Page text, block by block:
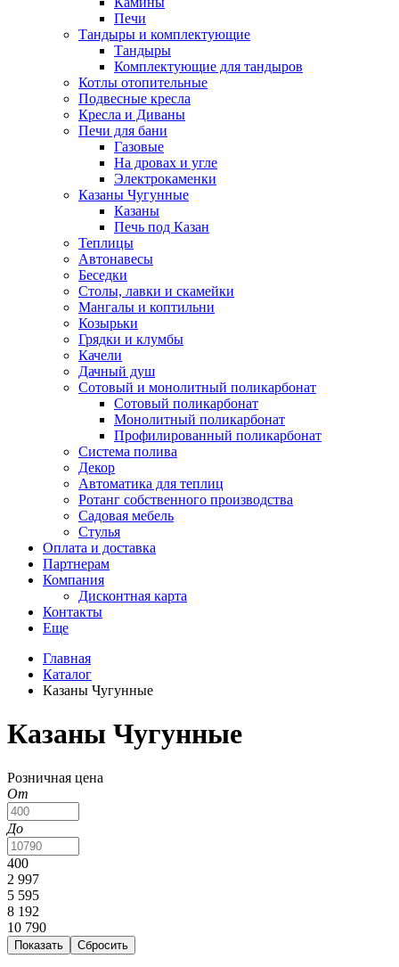
Печи
Тандыры и комплектующие
Тандыры
Комплектующие для тандыров
Котлы отопительные
Подвесные кресла
Кресла и Диваны
Печи для бани
Газовые
На дровах и угле
Электрокаменки
Казаны Чугунные
Казаны
Печь под Казан
Теплицы
Автонавесы
Беседки
Столы, лавки и скамейки
Мангалы и коптильни
Козырьки
Грядки и клумбы
Качели
Дачный душ
Сотовый и монолитный поликарбонат
Сотовый поликарбонат
Монолитный поликарбонат
Профилированный поликарбонат
Система полива
Декор
Автоматика для теплиц
Ротанг собственного производства
Садовая мебель
Стулья
Оплата и доставка
Партнерам
Компания
Дисконтная карта
Контакты
Еще
Главная
Каталог
Казаны Чугунные
Казаны Чугунные
Розничная цена
От
До
400
2 997
5 595
8 192
10 790